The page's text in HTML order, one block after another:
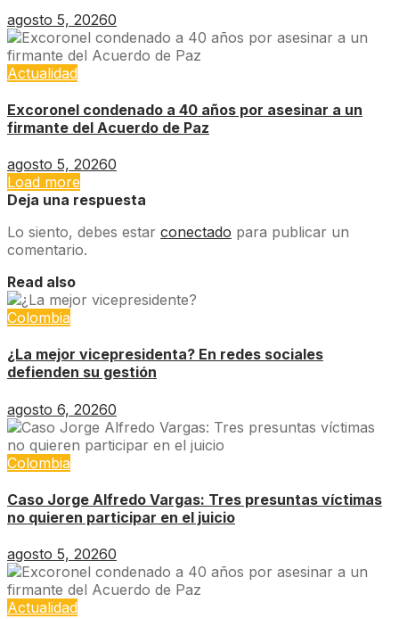
agosto 5, 20260
Actualidad
Excoronel condenado a 40 años por asesinar a un
firmante del Acuerdo de Paz
agosto 5, 20260
Load more
Deja una respuesta
Lo siento, debes estar conectado para publicar un
comentario.
Read also
Colombia
¿La mejor vicepresidenta? En redes sociales
defienden su gestión
agosto 6, 20260
Colombia
Caso Jorge Alfredo Vargas: Tres presuntas víctimas
no quieren participar en el juicio
agosto 5, 20260
Actualidad